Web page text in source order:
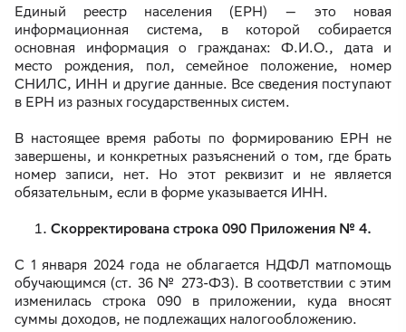
Единый реестр населения (ЕРН) — это новая
информационная система, в которой собирается
основная информация о гражданах: Ф.И.О., дата и
место рождения, пол, семейное положение, номер
СНИЛС, ИНН и другие данные. Все сведения поступают
в ЕРН из разных государственных систем.
В настоящее время работы по формированию ЕРН не
завершены, и конкретных разъяснений о том, где брать
номер записи, нет. Но этот реквизит и не является
обязательным, если в форме указывается ИНН.
Скорректирована строка 090 Приложения № 4.
С 1 января 2024 года не облагается НДФЛ матпомощь
обучающимся (ст. 36 № 273-ФЗ). В соответствии с этим
изменилась строка 090 в приложении, куда вносят
суммы доходов, не подлежащих налогообложению.